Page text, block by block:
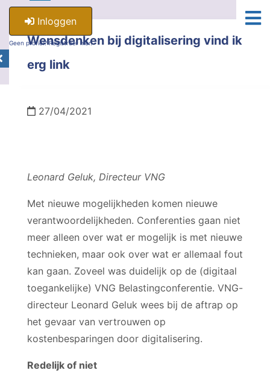
Inloggen
Geen profiel? Registreer hier.
Wensdenken bij digitalisering vind ik
erg link
27/04/2021
Leonard Geluk, Directeur VNG
Met nieuwe mogelijkheden komen nieuwe
verantwoordelijkheden. Conferenties gaan niet
meer alleen over wat er mogelijk is met nieuwe
technieken, maar ook over wat er allemaal fout
kan gaan. Zoveel was duidelijk op de (digitaal
toegankelijke) VNG Belastingconferentie. VNG-
directeur Leonard Geluk wees bij de aftrap op
het gevaar van vertrouwen op
kostenbesparingen door digitalisering.
Redelijk of niet